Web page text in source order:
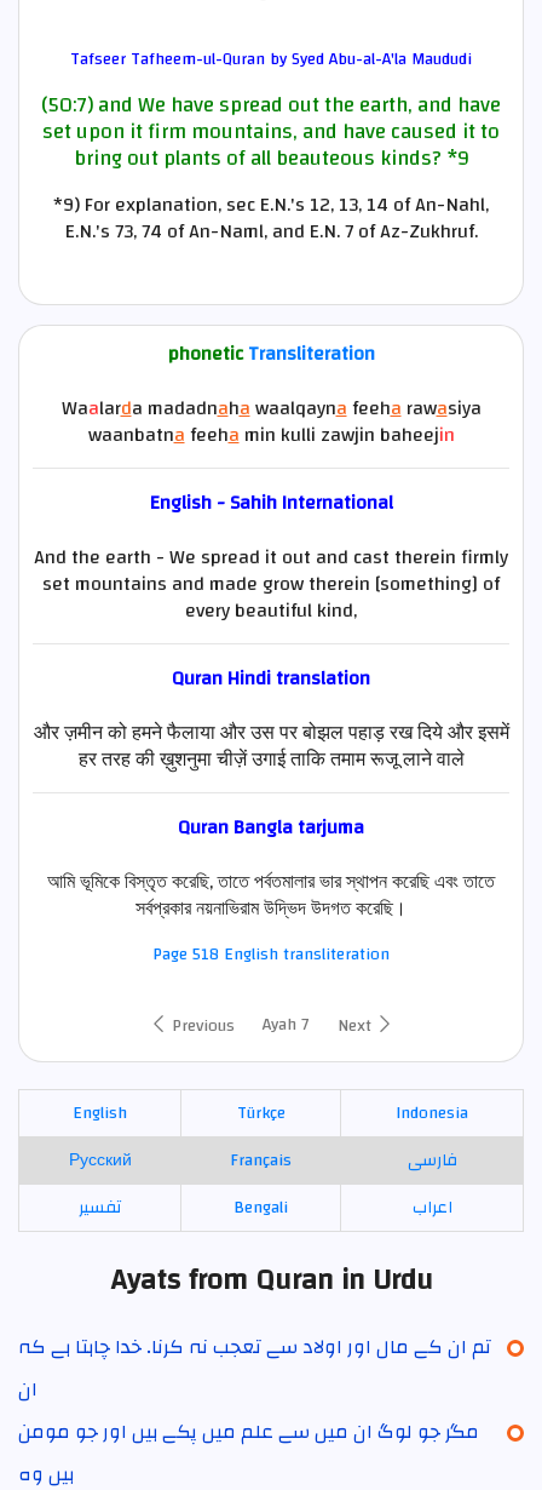
Tafseer Tafheem-ul-Quran by Syed Abu-al-A'la Maududi
(50:7) and We have spread out the earth, and have
set upon it firm mountains, and have caused it to
bring out plants of all beauteous kinds?*9
*9)For explanation, sec E.N.'s 12, 13, 14 of An-Nahl,
E.N.'s 73, 74 of An-Naml, and E.N. 7 of Az-Zukhruf.
phoneticTransliteration
Waalarda madadnahawaalqaynafeeharawasiya
waanbatnafeehamin kulli zawjin baheejin
English - Sahih International
And the earth - We spread it out and cast therein firmly
set mountains and made grow therein [something] of
every beautiful kind,
QuranHinditranslation
और ज़मीन को हमने फैलाया और उस पर बोझल पहाड़ रख दिये और इसमें
हर तरह की ख़ुशनुमा चीज़ें उगाई ताकि तमाम रूजू लाने वाले
Quran Bangla tarjuma
আমি ভূমিকে বিস্তৃত করেছি, তাতে পর্বতমালার ভার স্থাপন করেছি এবং তাতে
সর্বপ্রকার নয়নাভিরাম উদ্ভিদ উদগত করেছি।
Page 518 English transliteration
Previous Ayah 7 Next
English Türkçe
Indonesia
Русский
Français
فارسی
تفسير
Bengali اعراب
Ayats from Quran in Urdu
تم ان کے مال اور اولاد سے تعجب نہ کرنا۔ خدا چاہتا ہے کہ
ان
مگر جو لوگ ان میں سے علم میں پکے ہیں اور جو مومن
ہیں وہ